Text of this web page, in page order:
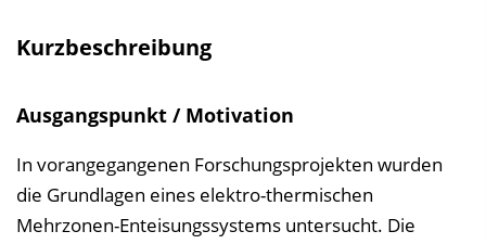
Kurzbeschreibung
Ausgangspunkt / Motivation
In vorangegangenen Forschungsprojekten wurden
die Grundlagen eines elektro-thermischen
Mehrzonen-Enteisungssystems untersucht. Die